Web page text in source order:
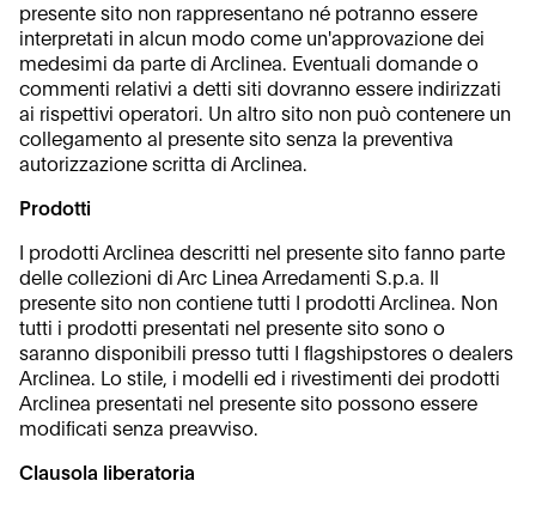
presente sito non rappresentano né potranno essere
interpretati in alcun modo come un'approvazione dei
medesimi da parte di Arclinea. Eventuali domande o
commenti relativi a detti siti dovranno essere indirizzati
ai rispettivi operatori. Un altro sito non può contenere un
collegamento al presente sito senza la preventiva
autorizzazione scritta di Arclinea.
Prodotti
I prodotti Arclinea descritti nel presente sito fanno parte
delle collezioni di Arc Linea Arredamenti S.p.a. Il
presente sito non contiene tutti I prodotti Arclinea. Non
tutti i prodotti presentati nel presente sito sono o
saranno disponibili presso tutti I flagshipstores o dealers
Arclinea. Lo stile, i modelli ed i rivestimenti dei prodotti
Arclinea presentati nel presente sito possono essere
modificati senza preavviso.
Clausola liberatoria